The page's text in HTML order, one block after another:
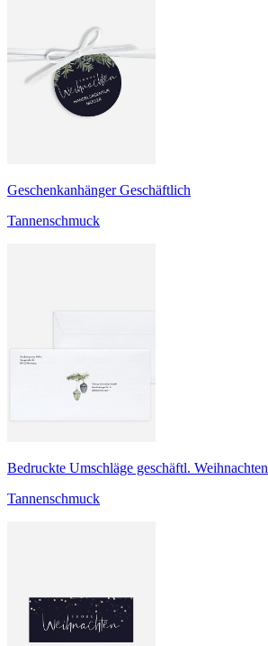
Geschenkanhänger Geschäftlich
Tannenschmuck
Bedruckte Umschläge geschäftl. Weihnachten
Tannenschmuck